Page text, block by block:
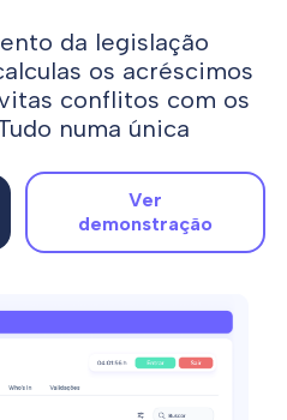
da legislação
os acréscimos
conflitos com os
numa única
Ver
demonstração